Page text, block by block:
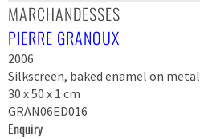
MARCHANDESSES
PIERRE GRANOUX
2006
Silkscreen, baked enamel on metal
30 x 50 x 1 cm
GRAN06ED016
Enquiry